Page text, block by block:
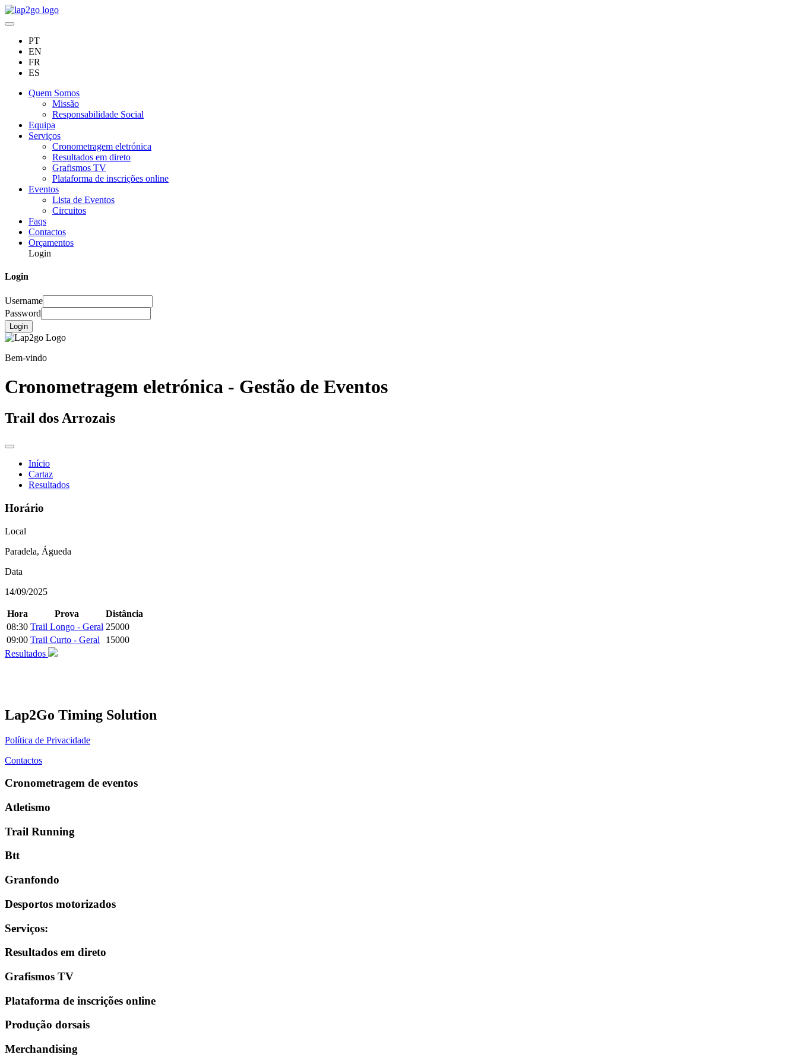
PT
EN
FR
ES
Quem Somos
Missão
Responsabilidade Social
Equipa
Serviços
Cronometragem eletrónica
Resultados em direto
Grafismos TV
Plataforma de inscrições online
Eventos
Lista de Eventos
Circuitos
Faqs
Contactos
Orçamentos
Login
Login
Username
Password
Login
Bem-vindo
Cronometragem eletrónica - Gestão de Eventos
Trail dos Arrozais
Início
Cartaz
Resultados
Horário
Local
Paradela, Águeda
Data
14/09/2025
Hora Prova
Distância
08:30 Trail Longo - Geral 25000
09:00 Trail Curto - Geral
15000
Resultados
Lap2Go Timing Solution
Política de Privacidade
Contactos
Cronometragem de eventos
Atletismo
Trail Running
Btt
Granfondo
Desportos motorizados
Serviços:
Resultados em direto
Grafismos TV
Plataforma de inscrições online
Produção dorsais
Merchandising